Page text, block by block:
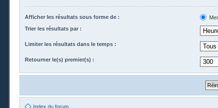
Afficher les résultats sous forme de :
Trier les résultats par :
Limiter les résultats dans le temps :
Retourner le(s) premier(s) :
Index du forum